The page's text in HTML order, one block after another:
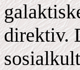
direktiv.